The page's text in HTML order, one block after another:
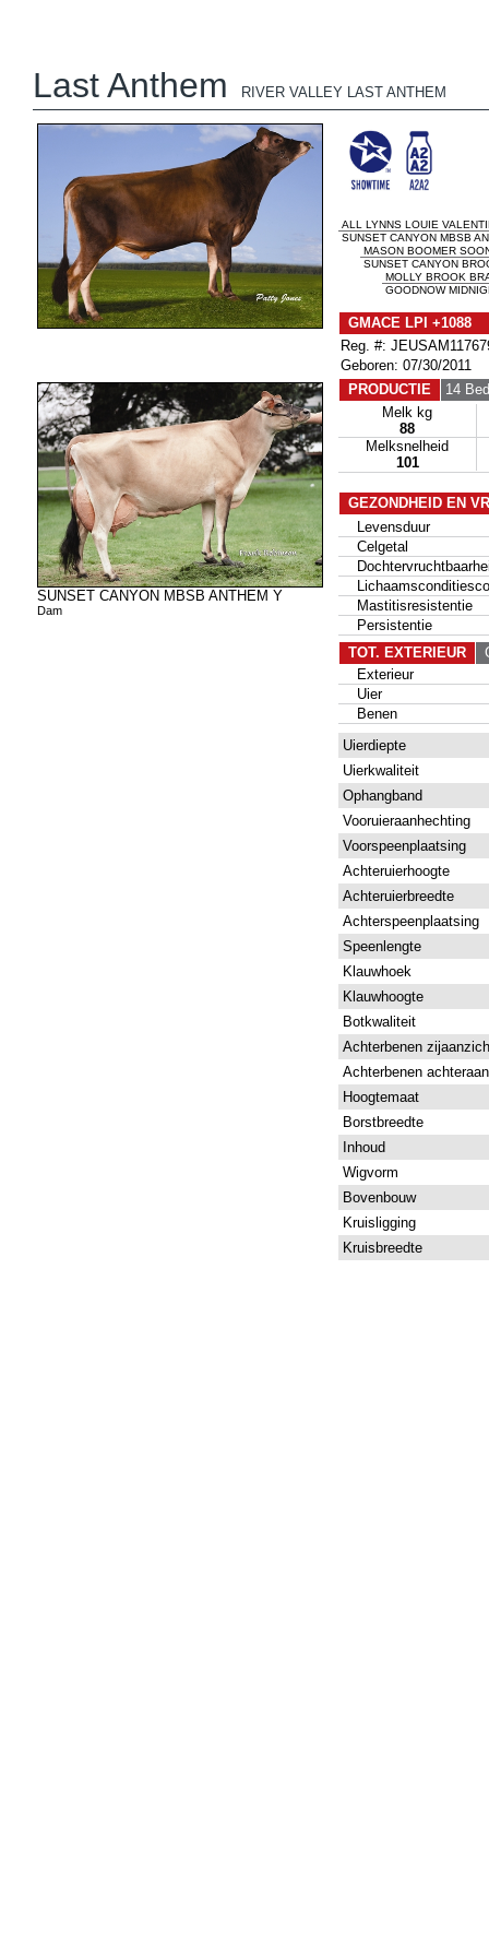
Last Anthem RIVER VALLEY LAST ANTHEM
SUNSET CANYON MBSB ANTHEM Y
Dam
ALL LYNNS LOUIE
SUNSET CANYON MBSB
MASON BOOMER
SUNSET CANYON
MOLLY BROOK
GOODNOW
GMACE LPI +1088
Reg. #:
Geboren: 07/30/2011
PRODUCTIE
14
Melk kg
88
Melksnelheid
101
GEZONDHEID EN
Levensduur
Celgetal
Mastitisresistentie
Persistentie
TOT. EXTERIEUR
Exterieur
Uier
Benen
Uierdiepte
Uierkwaliteit
Ophangband
Vooruieraanhechting
Voorspeenplaatsing
Achteruierhoogte
Achteruierbreedte
Achterspeenplaatsing
Speenlengte
Klauwhoek
Klauwhoogte
Botkwaliteit
Achterbenen
Achterbenen
Hoogtemaat
Borstbreedte
Inhoud
Wigvorm
Bovenbouw
Kruisligging
Kruisbreedte